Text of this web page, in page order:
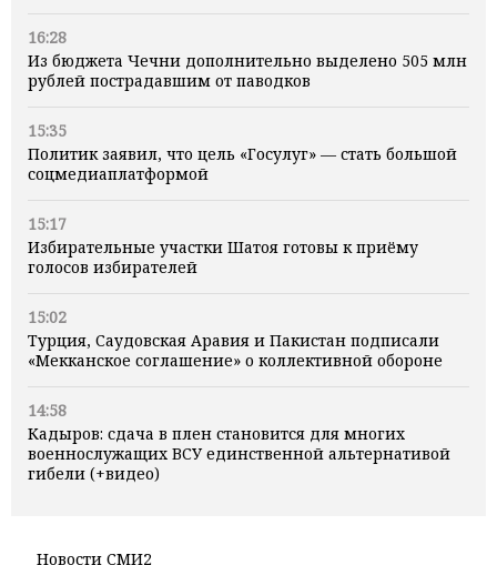
16:28
Из бюджета Чечни дополнительно выделено 505 млн
рублей пострадавшим от паводков
15:35
Политик заявил, что цель «Госулуг» — стать большой
соцмедиаплатформой
15:17
Избирательные участки Шатоя готовы к приёму
голосов избирателей
15:02
Турция, Саудовская Аравия и Пакистан подписали
«Мекканское соглашение» о коллективной обороне
14:58
Кадыров: сдача в плен становится для многих
военнослужащих ВСУ единственной альтернативой
гибели (+видео)
Новости СМИ2